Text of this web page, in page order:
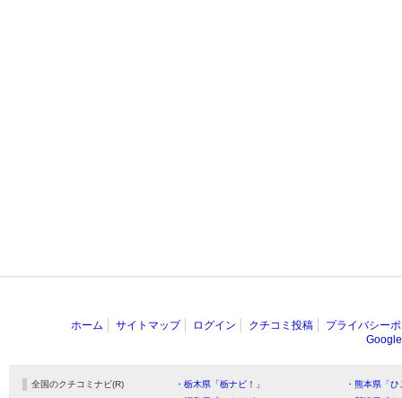
ホーム サイトマップ ログイン クチコミ投稿
プライバシー
全国のクチコミナビ(R) ・栃木県「栃ナビ！」
・熊本県「